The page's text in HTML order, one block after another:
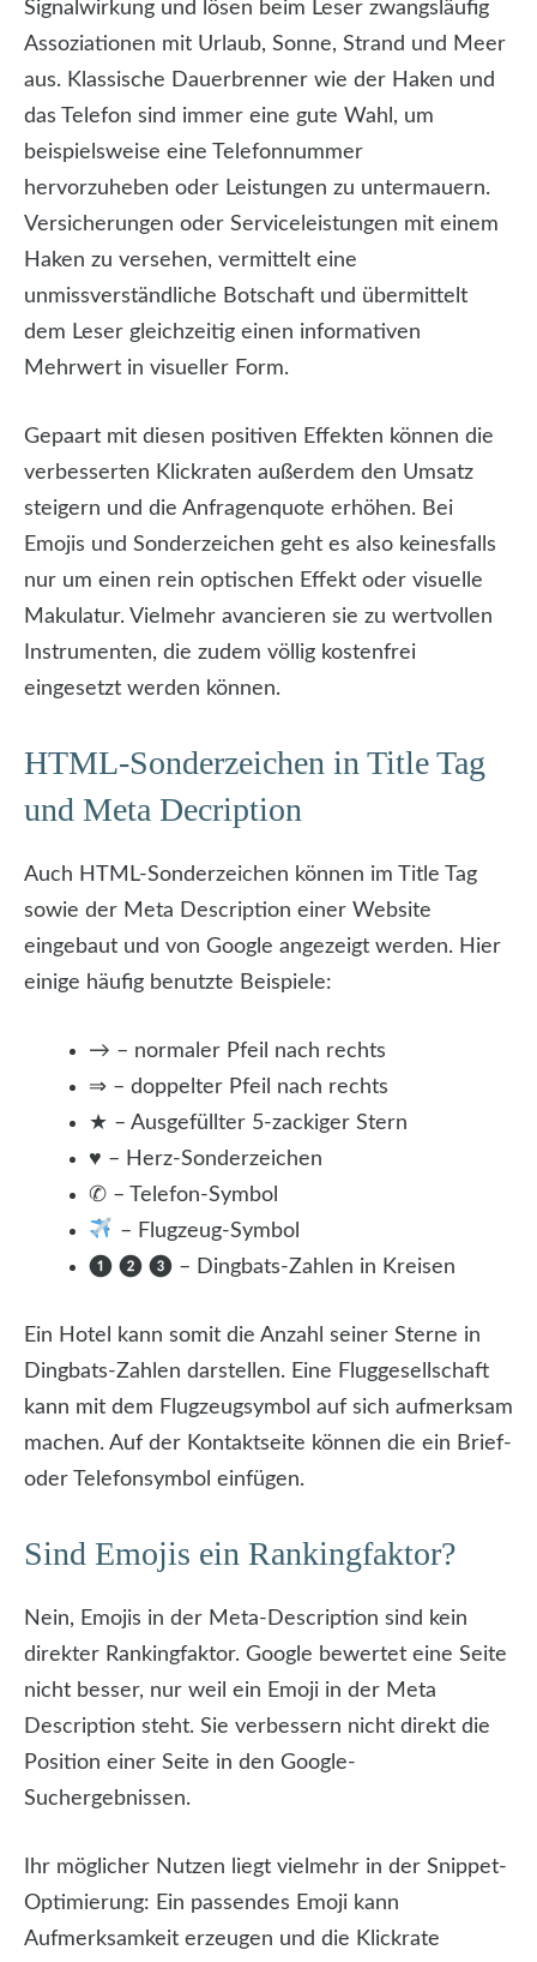
Signalwirkung und lösen beim Leser zwangsläufig
Assoziationen mit Urlaub, Sonne, Strand und Meer
aus. Klassische Dauerbrenner wie der Haken und
das Telefon sind immer eine gute Wahl, um
beispielsweise eine Telefonnummer
hervorzuheben oder Leistungen zu untermauern.
Versicherungen oder Serviceleistungen mit einem
Haken zu versehen, vermittelt eine
unmissverständliche Botschaft und übermittelt
dem Leser gleichzeitig einen informativen
Mehrwert in visueller Form.
Gepaart mit diesen positiven Effekten können die
verbesserten Klickraten außerdem den Umsatz
steigern und die Anfragenquote erhöhen. Bei
Emojis und Sonderzeichen geht es also keinesfalls
nur um einen rein optischen Effekt oder visuelle
Makulatur. Vielmehr avancieren sie zu wertvollen
Instrumenten, die zudem völlig kostenfrei
eingesetzt werden können.
HTML-Sonderzeichen in Title Tag
und Meta Decription
Auch HTML-Sonderzeichen können im Title Tag
sowie der Meta Description einer Website
eingebaut und von Google angezeigt werden. Hier
einige häufig benutzte Beispiele:
→ – normaler Pfeil nach rechts
⇒ – doppelter Pfeil nach rechts
★ – Ausgefüllter 5-zackiger Stern
♥ – Herz-Sonderzeichen
✆ – Telefon-Symbol
– Flugzeug-Symbol
❶ ❷ ❸ – Dingbats-Zahlen in Kreisen
Ein Hotel kann somit die Anzahl seiner Sterne in
Dingbats-Zahlen darstellen. Eine Fluggesellschaft
kann mit dem Flugzeugsymbol auf sich aufmerksam
machen. Auf der Kontaktseite können die ein Brief-
oder Telefonsymbol einfügen.
Sind Emojis ein Rankingfaktor?
Nein, Emojis in der Meta-Description sind kein
direkter Rankingfaktor. Google bewertet eine Seite
nicht besser, nur weil ein Emoji in der Meta
Description steht. Sie verbessern nicht direkt die
Position einer Seite in den Google-
Suchergebnissen.
Ihr möglicher Nutzen liegt vielmehr in der Snippet-
Optimierung: Ein passendes Emoji kann
Aufmerksamkeit erzeugen und die Klickrate